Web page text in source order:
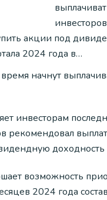
акции под
2024 года в…
начнут
инвесторам
доходность
возможность
2024 года